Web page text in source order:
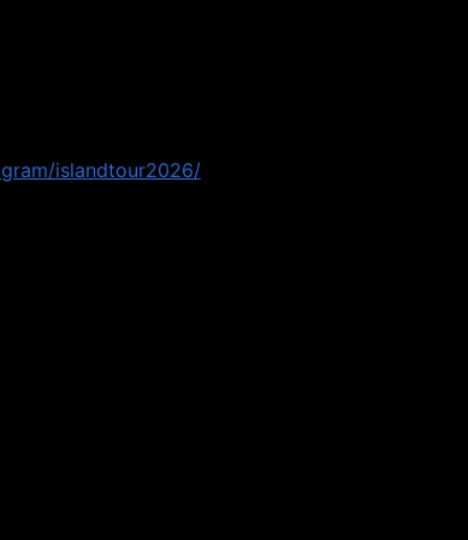
islandtour2026/